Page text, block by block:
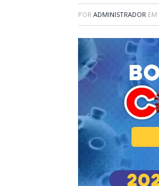
POR ADMINISTRADOR EM